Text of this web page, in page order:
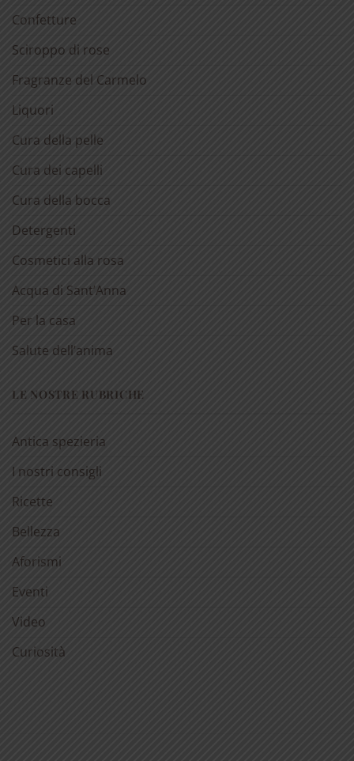
Confetture
Sciroppo di rose
Fragranze del Carmelo
Liquori
Cura della pelle
Cura dei capelli
Cura della bocca
Detergenti
Cosmetici alla rosa
Acqua di Sant’Anna
Per la casa
Salute dell’anima
LE NOSTRE RUBRICHE
Antica spezieria
I nostri consigli
Ricette
Bellezza
Aforismi
Eventi
Video
Curiosità